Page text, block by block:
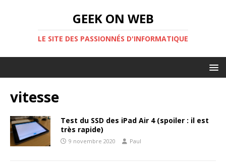
GEEK ON WEB
LE SITE DES PASSIONNÉS D'INFORMATIQUE
vitesse
Test du SSD des iPad Air 4 (spoiler : il est
très rapide)
9 novembre 2020 Paul